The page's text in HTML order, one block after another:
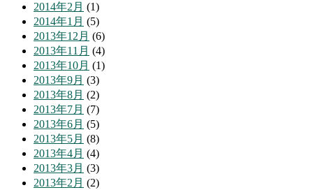
2014年2月 (1)
2014年1月 (5)
2013年12月 (6)
2013年11月 (4)
2013年10月 (1)
2013年9月 (3)
2013年8月 (2)
2013年7月 (7)
2013年6月 (5)
2013年5月 (8)
2013年4月 (4)
2013年3月 (3)
2013年2月 (2)